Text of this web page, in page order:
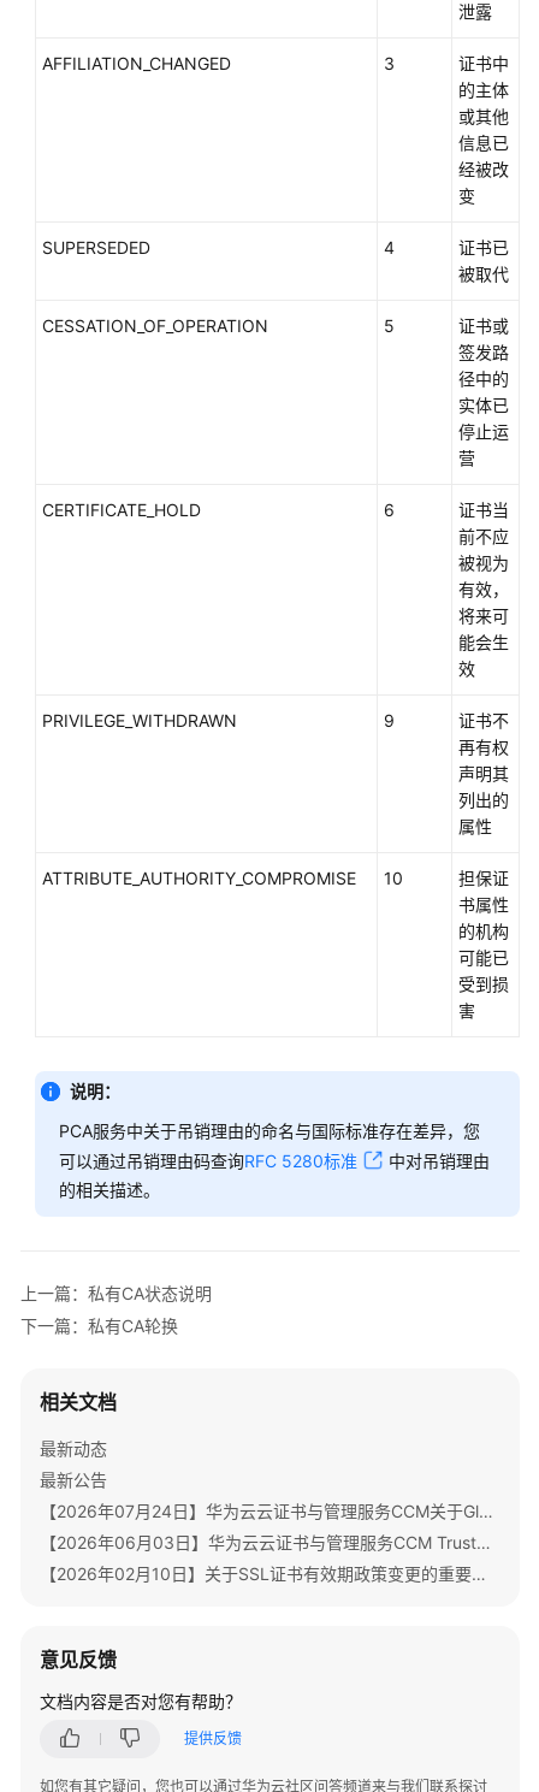
践
关
实
有
设
管
理
私
状
态
销
列
表
私
有
CA
换
泄露
AFFILIATION_CHANGED 3
证书中
的主体
或其他
信息已
经被改
变
SUPERSEDED 4
证书已
被取代
CESSATION_OF_OPERATION 5
证书或
签发路
径中的
实体已
停止运
营
CERTIFICATE_HOLD 6
证书当
前不应
被视为
有效，
将来可
能会生
效
PRIVILEGE_WITHDRAWN 9
证书不
再有权
声明其
列出的
属性
ATTRIBUTE_AUTHORITY_COMPROMISE 10
担保证
书属性
的机构
可能已
受到损
害
说明：
PCA服务中关于吊销理由的命名与国际标准存在差异，您
可以通过吊销理由码查询RFC 5280标准
中对吊销理由
的相关描述。
上一篇：私有CA状态说明
下一篇：私有CA轮换
相关文档
最新动态
最新公告
【2026年07月24日】华为云云证书与管理服务CCM关于GlobalSign根证书体系迁移通知
【2026年06月03日】华为云云证书与管理服务CCM TrustAsia品牌证书停售通知
【2026年02月10日】关于SSL证书有效期政策变更的重要通知
意见反馈
文档内容是否对您有帮助？
提供反馈
如您有其它疑问，您也可以通过华为云社区问答频道来与我们联系探讨